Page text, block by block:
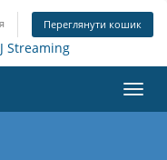
Переглянути кошик